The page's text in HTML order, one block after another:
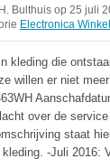
Bulthuis op 25 juli
Electronica
kleding die
willen er niet
over de
staat
-Juli 2016: